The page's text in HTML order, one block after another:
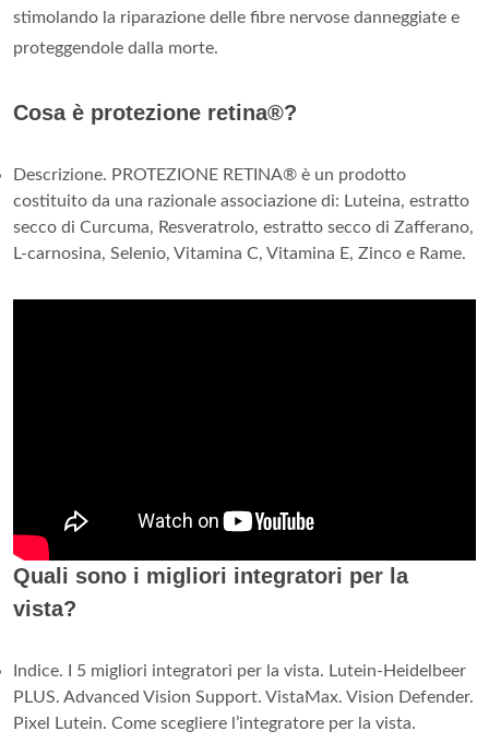
stimolando la riparazione delle fibre nervose danneggiate e
proteggendole dalla morte.
Cosa è protezione retina®?
Descrizione. PROTEZIONE RETINA® è un prodotto
costituito da una razionale associazione di: Luteina, estratto
secco di Curcuma, Resveratrolo, estratto secco di Zafferano,
L-carnosina, Selenio, Vitamina C, Vitamina E, Zinco e Rame.
Quali sono i migliori integratori per la
vista?
Indice. I 5 migliori integratori per la vista. Lutein-Heidelbeer
PLUS. Advanced Vision Support. VistaMax. Vision Defender.
Pixel Lutein. Come scegliere l’integratore per la vista.